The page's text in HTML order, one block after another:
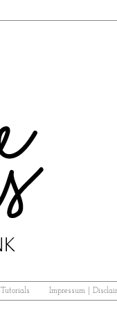
Tutorials Impressum |